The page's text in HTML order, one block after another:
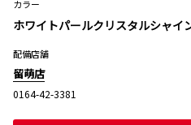
カラー
ホワイトパールクリスタルシャイ
配備店舗
留萌店
0164-42-3381